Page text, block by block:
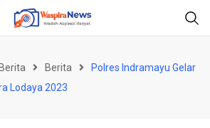
Berita Berita
Polres Indramayu Gelar
Lodaya 2023